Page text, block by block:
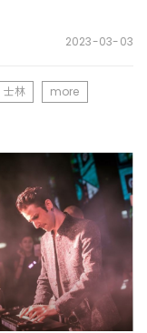
2023-03-03
士林 more